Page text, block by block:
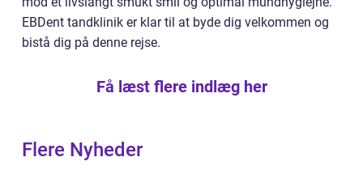
EBDent tandklinik er klar til at byde dig velkommen og
bistå dig på denne rejse.
Få læst flere indlæg her
Flere Nyheder